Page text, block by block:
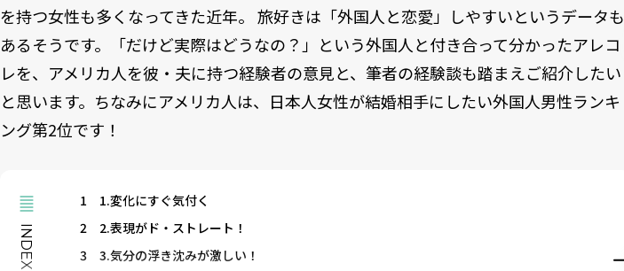
を持つ女性も多くなってきた近年。 旅好きは「外国人と恋愛」しやすいというデータも
あるそうです。「だけど実際はどうなの？」という外国人と付き合って分かったアレコ
レを、アメリカ人を彼・夫に持つ経験者の意見と、筆者の経験談も踏まえご紹介したい
と思います。ちなみにアメリカ人は、
日本人女性が結婚相手にしたい外国人男性ランキ
ング第2位です！
INDEX
1
1.変化にすぐ気付く
2
2.表現がド・ストレート！
3
3.気分の浮き沈みが激しい！